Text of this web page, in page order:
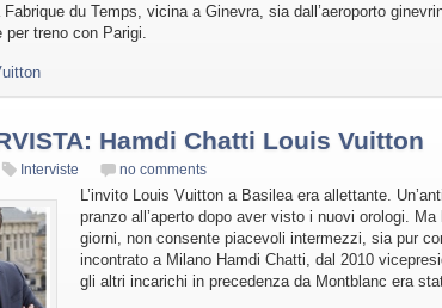
Fabrique du Temps, vicina a Ginevra, sia dall’aeroporto
treno con Parigi.
Hamdi Chatti Louis Vuitton
Interviste no comments
L’invito Louis Vuitton a Basilea era allettante.
pranzo all’aperto dopo aver visto i nuovi orologi.
giorni, non consente piacevoli intermezzi, sia pur
incontrato a Milano Hamdi Chatti, dal 2010
gli altri incarichi in precedenza da Montblanc era